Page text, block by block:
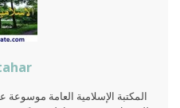
المكتبة الإسلامية العامة